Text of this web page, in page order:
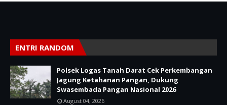
ENTRI RANDOM
Polsek Logas Tanah Darat Cek Perkembangan
Jagung Ketahanan Pangan, Dukung
Swasembada Pangan Nasional 2026
August 04, 2026